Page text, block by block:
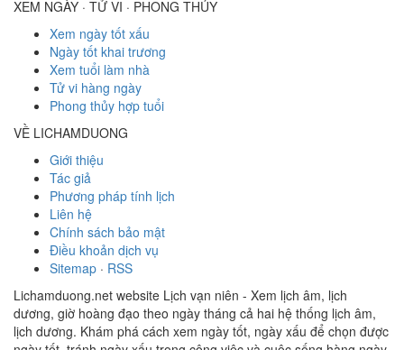
XEM NGÀY · TỬ VI · PHONG THỦY
Xem ngày tốt xấu
Ngày tốt khai trương
Xem tuổi làm nhà
Tử vi hàng ngày
Phong thủy hợp tuổi
VỀ LICHAMDUONG
Giới thiệu
Tác giả
Phương pháp tính lịch
Liên hệ
Chính sách bảo mật
Điều khoản dịch vụ
Sitemap · RSS
Lichamduong.net website Lịch vạn niên - Xem lịch âm, lịch
dương, giờ hoàng đạo theo ngày tháng cả hai hệ thống lịch âm,
lịch dương. Khám phá cách xem ngày tốt, ngày xấu để chọn được